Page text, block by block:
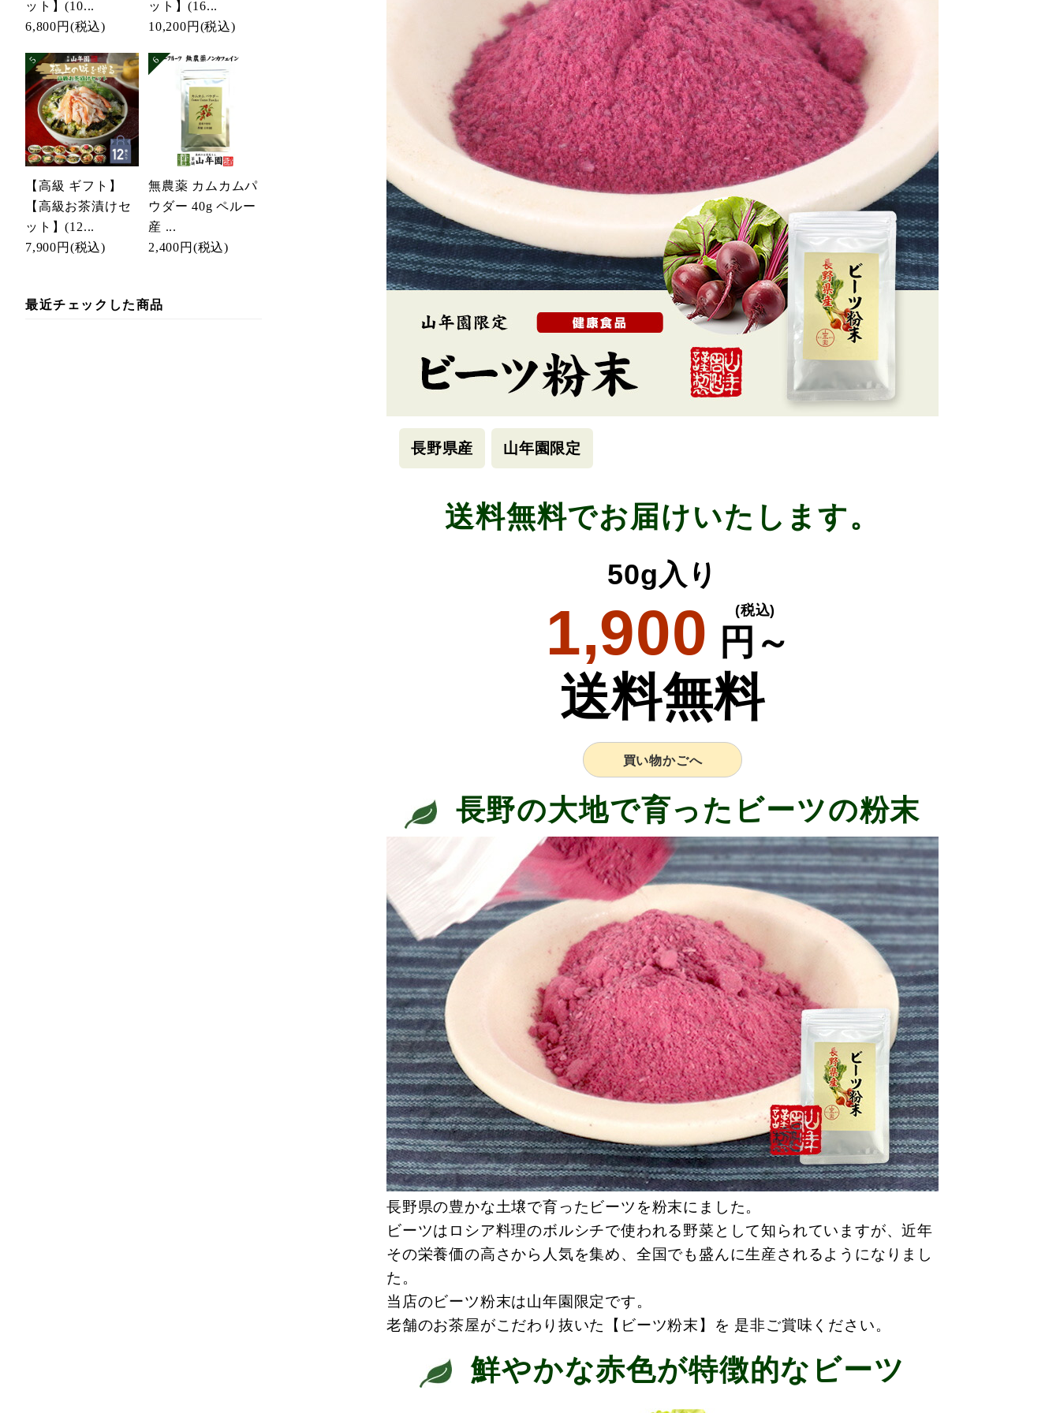
ット】(10...
6,800円 (税込)
ット】(16...
10,200円 (税込)
【高級 ギフト】
【高級お茶漬けセ
ット】(12...
7,900円 (税込)
無農薬 カムカムパ
ウダー 40g ペルー
産 ...
2,400円 (税込)
最近チェックした商品
長野県産 山年園限定
送料無料でお届けいたします。
50g入り
1,900 円～
(税込)
送料無料
買い物かごへ
長野の大地で育ったビーツの粉末
長野県の豊かな土壌で育ったビーツを粉末にました。
ビーツはロシア料理のボルシチで使われる野菜として知られていますが、近年
その栄養価の高さから人気を集め、全国でも盛んに生産されるようになりまし
た。
当店のビーツ粉末は山年園限定です。
老舗のお茶屋がこだわり抜いた【ビーツ粉末】を 是非ご賞味ください。
鮮やかな赤色が特徴的なビーツ